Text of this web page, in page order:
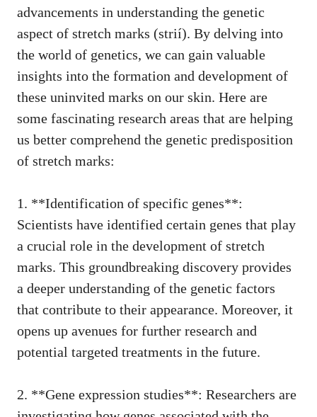
⁣advancements in understanding the genetic
aspect of stretch marks (strií). By delving into
the world of genetics, we can gain valuable
insights into the formation and development of
these uninvited marks on our skin.​ Here are
some fascinating​ research‌ areas that are helping‌
us better comprehend the genetic predisposition
of stretch marks:
1. **Identification of specific genes**:
Scientists have‌ identified certain genes that play
a crucial ‌role in the development of stretch
marks. This groundbreaking discovery provides
a deeper‌ understanding of ⁢the ⁤genetic factors
that contribute ‌to their ​appearance. Moreover, it
opens up avenues‌ for further research and
potential targeted treatments in the ⁤future.
2. **Gene expression studies**: Researchers are